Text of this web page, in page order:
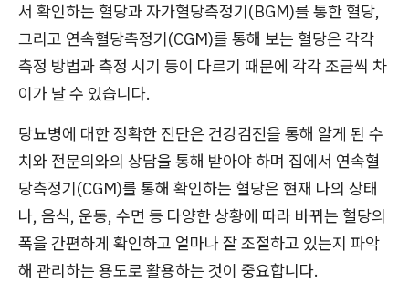
서 확인하는 혈당과 자가혈당측정기(BGM)를 통한 혈당,
그리고 연속혈당측정기(CGM)를 통해 보는 혈당은 각각
측정 방법과 측정 시기 등이 다르기 때문에 각각 조금씩 차
이가 날 수 있습니다.
당뇨병에 대한 정확한 진단은 건강검진을 통해 알게 된 수
치와 전문의와의 상담을 통해 받아야 하며 집에서 연속혈
당측정기(CGM)를 통해 확인하는 혈당은 현재 나의 상태
나, 음식, 운동, 수면 등 다양한 상황에 따라 바뀌는 혈당의
폭을 간편하게 확인하고 얼마나 잘 조절하고 있는지 파악
해 관리하는 용도로 활용하는 것이 중요합니다.